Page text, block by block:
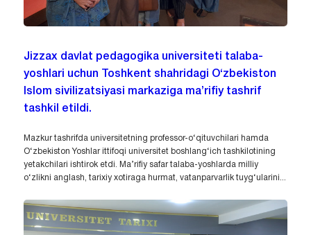
Jizzax davlat pedagogika universiteti talaba-
yoshlari uchun Toshkent shahridagi O‘zbekiston
Islom sivilizatsiyasi markaziga ma’rifiy tashrif
tashkil etildi.
Mazkur tashrifda universitetning professor-o‘qituvchilari hamda
O‘zbekiston Yoshlar ittifoqi universitet boshlang‘ich tashkilotining
yetakchilari ishtirok etdi. Ma’rifiy safar talaba-yoshlarda milliy
o‘zlikni anglash, tarixiy xotiraga hurmat, vatanparvarlik tuyg‘ularini...